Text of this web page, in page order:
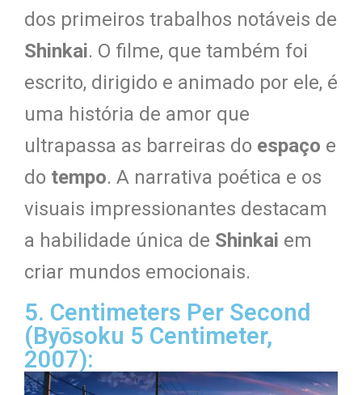
dos primeiros trabalhos notáveis de
Shinkai. O filme, que também foi
escrito, dirigido e animado por ele, é
uma história de amor que
ultrapassa as barreiras do espaço e
do tempo. A narrativa poética e os
visuais impressionantes destacam
a habilidade única de Shinkai em
criar mundos emocionais.
5. Centimeters Per Second
(Byōsoku 5 Centimeter,
2007):